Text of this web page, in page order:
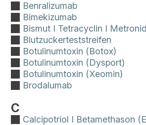
Benralizumab
Bimekizumab
Bismut I Tetracyclin I
Blutzuckerteststreifen
Botulinumtoxin (Botox)
Botulinumtoxin (Dysport)
Botulinumtoxin (Xeomin)
Brodalumab
C
Calcipotriol I Betamethason